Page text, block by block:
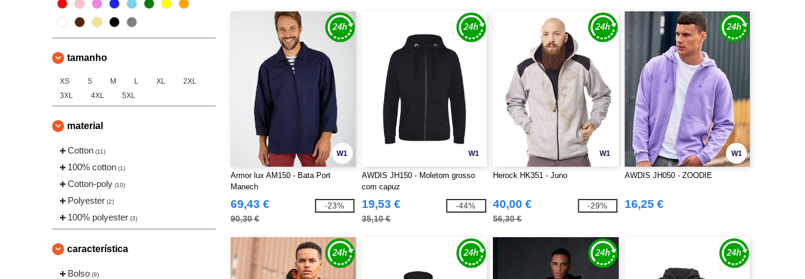
Tombo (1)
VELILLA (1)
tamanho
XS S M L XL
2XL
3XL
4XL 5XL
material
Cotton (11)
100% cotton (1)
Cotton-poly (10)
Polyester (2)
100% polyester (3)
característica
Bolso (9)
W1
Armor lux AM150 - Bata Port
Manech
69,43 €
90,30 €
-23%
W1
AWDIS JH150 - Moletom grosso
com capuz
19,53 €
35,10 €
-44%
W1
Herock HK351 - Juno
40,00 €
56,30 €
-29%
W1
AWDIS JH050 - ZOODIE
16,25 €